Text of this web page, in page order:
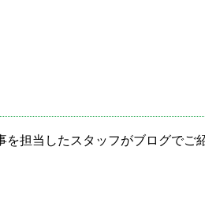
担当したスタッフがブログでご